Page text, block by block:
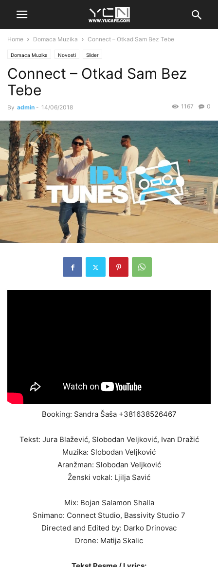
Home Domaca Muzika Connect – Otkad Sam Bez Tebe
Domaca Muzika Novosti Slider
Connect – Otkad Sam Bez
Tebe
By admin - 14/06/2018 0
1167
Booking: Sandra Šaša +381638526467
Tekst: Jura Blažević, Slobodan Veljković, Ivan Dražić
Muzika: Slobodan Veljković
Aranžman: Slobodan Veljković
Ženski vokal: Ljilja Savić
Mix: Bojan Salamon Shalla
Snimano: Connect Studio, Bassivity Studio 7
Directed and Edited by: Darko Drinovac
Drone: Matija Skalic